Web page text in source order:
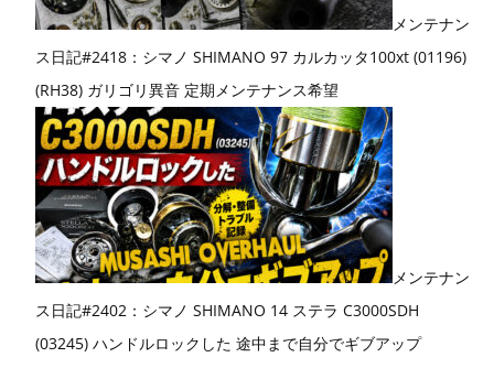
メンテナン
ス日記#2418：シマノ SHIMANO 97 カルカッタ100xt (01196)
(RH38) ガリゴリ異音 定期メンテナンス希望
メンテナン
ス日記#2402：シマノ SHIMANO 14 ステラ C3000SDH
(03245) ハンドルロックした 途中まで自分でギブアップ